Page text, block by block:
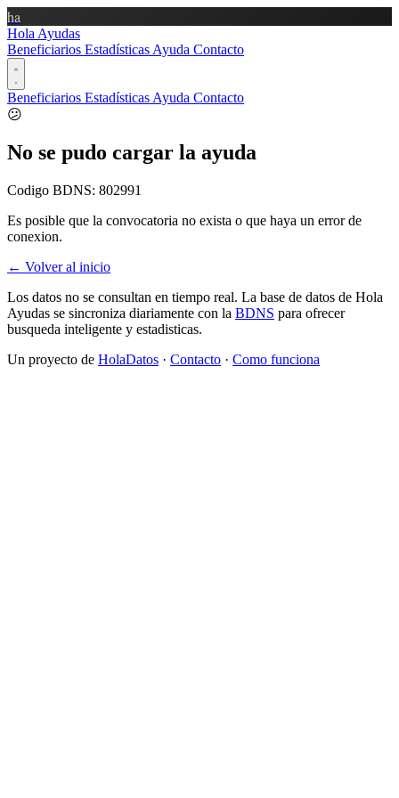
ha
Hola Ayudas
Beneficiarios Estadísticas Ayuda Contacto
Beneficiarios Estadísticas Ayuda Contacto
😕
No se pudo cargar la ayuda
Codigo BDNS: 802991
Es posible que la convocatoria no exista o que haya un error de
conexion.
← Volver al inicio
Los datos no se consultan en tiempo real. La base de datos de Hola
Ayudas se sincroniza diariamente con la BDNS para ofrecer
busqueda inteligente y estadisticas.
Un proyecto de HolaDatos · Contacto · Como funciona